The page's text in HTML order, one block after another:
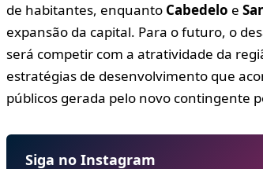
de habitantes, enquanto Cabedelo e
expansão da capital. Para o futuro, o
será competir com a atratividade da
estratégias de desenvolvimento que
públicos gerada pelo novo contingente
Siga no Instagram